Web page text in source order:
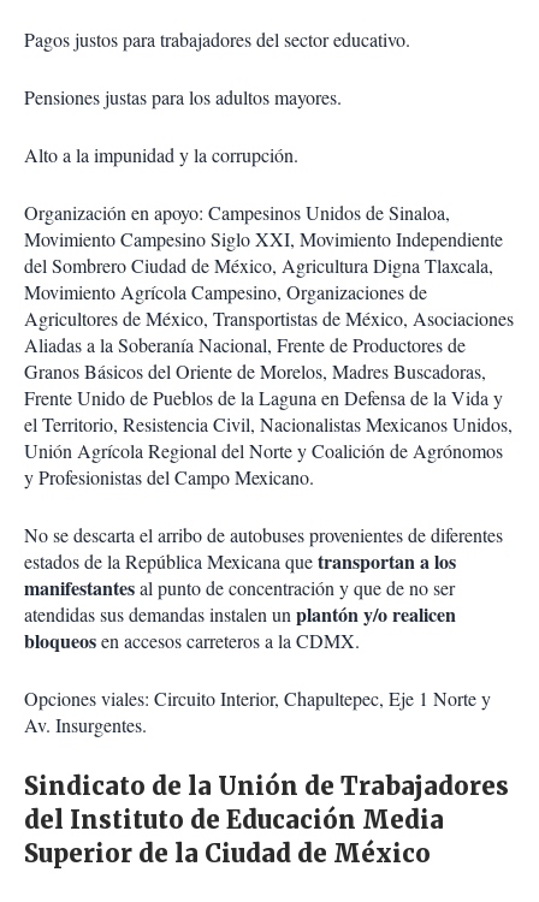
Pagos justos para trabajadores del sector educativo.
Pensiones justas para los adultos mayores.
Alto a la impunidad y la corrupción.
Organización en apoyo: Campesinos Unidos de Sinaloa,
Movimiento Campesino Siglo XXI, Movimiento Independiente
del Sombrero Ciudad de México, Agricultura Digna Tlaxcala,
Movimiento Agrícola Campesino, Organizaciones de
Agricultores de México, Transportistas de México, Asociaciones
Aliadas a la Soberanía Nacional, Frente de Productores de
Granos Básicos del Oriente de Morelos, Madres Buscadoras,
Frente Unido de Pueblos de la Laguna en Defensa de la Vida y
el Territorio, Resistencia Civil, Nacionalistas Mexicanos Unidos,
Unión Agrícola Regional del Norte y Coalición de Agrónomos
y Profesionistas del Campo Mexicano.
No se descarta el arribo de autobuses provenientes de diferentes
estados de la República Mexicana quetransportan a los
manifestantesal punto de concentración y que de no ser
atendidas sus demandas instalen unplantón y/o realicen
bloqueosen accesos carreteros a la CDMX.
Opciones viales: Circuito Interior, Chapultepec, Eje 1 Norte y
Av. Insurgentes.
Sindicato de la Unión de Trabajadores
del Instituto de Educación Media
Superior de la Ciudad de México